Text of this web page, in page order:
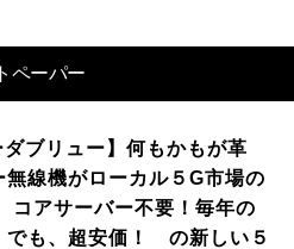
ペーパー
ブリュー】何もかもが革
線機がローカル５G市場の
コアサーバー不要！毎年の
でも、超安価！ の新しい５